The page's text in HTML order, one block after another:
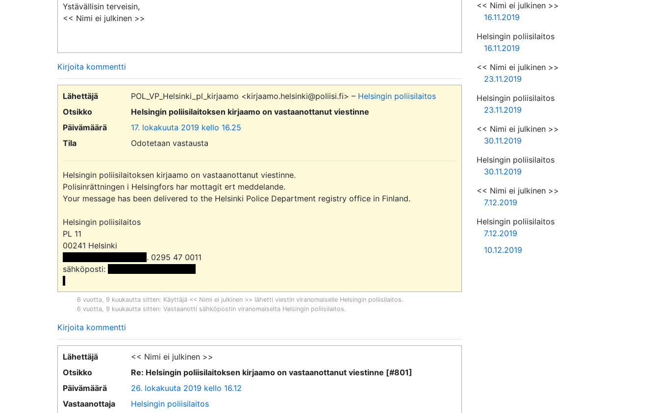
<< Nimi ei julkinen >>
16.11.2019
Helsingin poliisilaitos
16.11.2019
<< Nimi ei julkinen >>
23.11.2019
Helsingin poliisilaitos
23.11.2019
<< Nimi ei julkinen >>
30.11.2019
Helsingin poliisilaitos
30.11.2019
<< Nimi ei julkinen >>
7.12.2019
Helsingin poliisilaitos
7.12.2019
10.12.2019
Ystävällisin terveisin,
<< Nimi ei julkinen >>
Kirjoita kommentti
Lähettäjä POL_VP_Helsinki_pl_kirjaamo <kirjaamo.helsinki@poliisi.fi> – Helsingin poliisilaitos
Otsikko
Helsingin poliisilaitoksen kirjaamo on vastaanottanut viestinne
Päivämäärä
17. lokakuuta 2019 kello 16.25
Tila
Odotetaan vastausta
Helsingin poliisilaitoksen kirjaamo on vastaanottanut viestinne.
Polisinrättningen i Helsingfors har mottagit ert meddelande.
Your message has been delivered to the Helsinki Police Department registry office in Finland.
Helsingin poliisilaitos
PL 11
. 0295 47 0011
sähköposti:
6 vuotta, 9 kuukautta sitten: Käyttäjä << Nimi ei julkinen >> lähetti viestin viranomaiselle Helsingin poliisilaitos.
6 vuotta, 9 kuukautta sitten: Vastaanotti sähköpostin viranomaiselta Helsingin poliisilaitos.
Kirjoita kommentti
Lähettäjä
<< Nimi ei julkinen >>
Otsikko
Re: Helsingin poliisilaitoksen kirjaamo on vastaanottanut viestinne [#801]
Päivämäärä
26. lokakuuta 2019 kello 16.12
Vastaanottaja
Helsingin poliisilaitos